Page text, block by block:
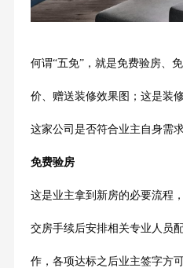
何谓“五免”，就是免费验房、
价、赠送装修效果图；这是装
这家公司是否符合业主自身需
免费验房
这是业主拿到新房的必要流程
交房手续后安排相关专业人员
作，各项达标之后业主签字方